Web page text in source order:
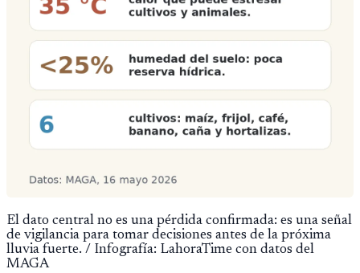
El dato central no es una pérdida confirmada: es una señal
de vigilancia para tomar decisiones antes de la próxima
lluvia fuerte. / Infografía: LahoraTime con datos del
MAGA